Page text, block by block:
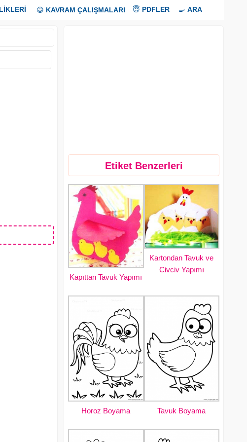
😃 KAVRAM ÇALIŞMALARI 😇 PDFLER 🍳 ARA
Etiket Benzerleri
Kapıttan Tavuk Yapımı
Kartondan Tavuk ve
Civciv Yapımı
Horoz Boyama Tavuk Boyama